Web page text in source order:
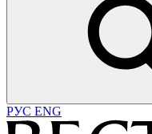
РУС ENG